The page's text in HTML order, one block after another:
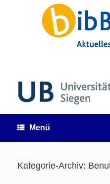
Menü
Kategorie-Archiv: